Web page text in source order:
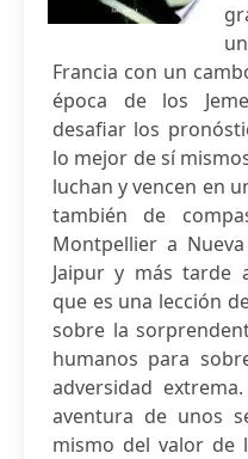
Francia con un
época de los
desafiar los
lo mejor de sí
luchan y vencen en
también de
Montpellier a
Jaipur y más tarde
que es una lección
sobre la
humanos para
adversidad
aventura de unos
mismo del valor de